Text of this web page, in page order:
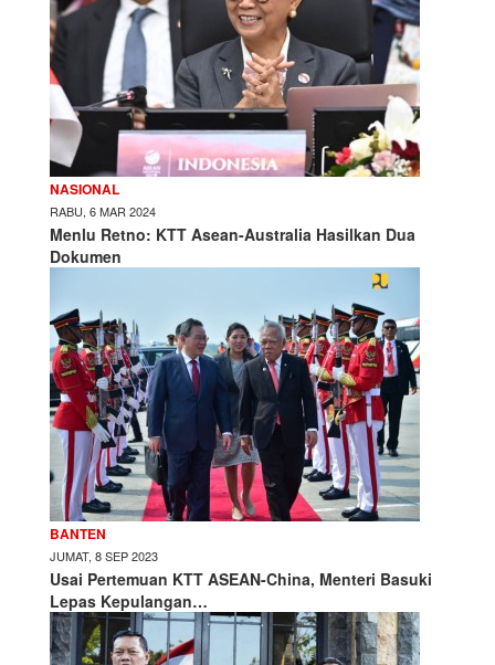
NASIONAL
RABU, 6 MAR 2024
Menlu Retno: KTT Asean-Australia Hasilkan Dua
Dokumen
BANTEN
JUMAT, 8 SEP 2023
Usai Pertemuan KTT ASEAN-China, Menteri Basuki
Lepas Kepulangan…